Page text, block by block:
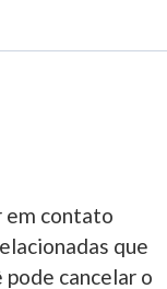
em contato
que
cancelar o